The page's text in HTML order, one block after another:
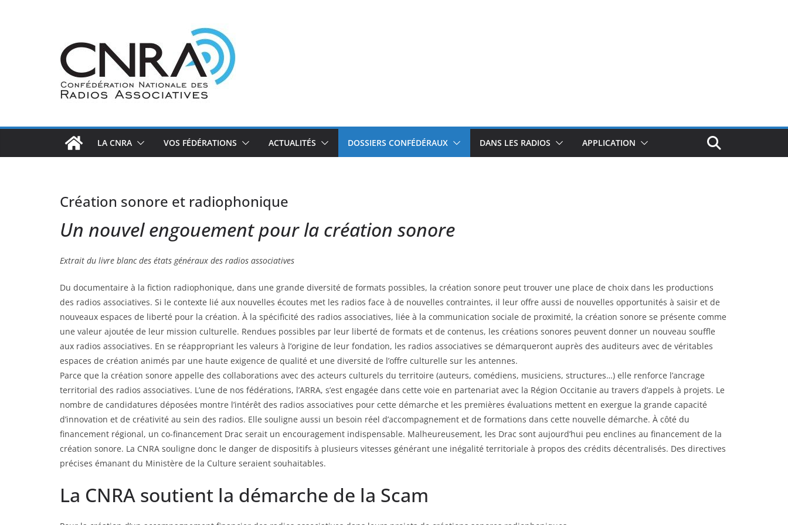
LA CNRA VOS FÉDÉRATIONS ACTUALITÉS DOSSIERS CONFÉDÉRAUX DANS LES RADIOS APPLICATION
Création sonore et radiophonique
Un nouvel engouement pour la création sonore
Extrait du livre blanc des états généraux des radios associatives
Du documentaire à la fiction radiophonique, dans une grande diversité de formats possibles, la création sonore peut trouver une place de choix dans les productions
des radios associatives. Si le contexte lié aux nouvelles écoutes met les radios face à de nouvelles contraintes, il leur offre aussi de nouvelles opportunités à saisir et de
nouveaux espaces de liberté pour la création. À la spécificité des radios associatives, liée à la communication sociale de proximité, la création sonore se présente comme
une valeur ajoutée de leur mission culturelle. Rendues possibles par leur liberté de formats et de contenus, les créations sonores peuvent donner un nouveau souffle
aux radios associatives. En se réappropriant les valeurs à l’origine de leur fondation, les radios associatives se démarqueront auprès des auditeurs avec de véritables
espaces de création animés par une haute exigence de qualité et une diversité de l’offre culturelle sur les antennes.
Parce que la création sonore appelle des collaborations avec des acteurs culturels du territoire (auteurs, comédiens, musiciens, structures…) elle renforce l’ancrage
territorial des radios associatives. L’une de nos fédérations, l’ARRA, s’est engagée dans cette voie en partenariat avec la Région Occitanie au travers d’appels à projets. Le
nombre de candidatures déposées montre l’intérêt des radios associatives pour cette démarche et les premières évaluations mettent en exergue la grande capacité
d’innovation et de créativité au sein des radios. Elle souligne aussi un besoin réel d’accompagnement et de formations dans cette nouvelle démarche. À côté du
financement régional, un co-financement Drac serait un encouragement indispensable. Malheureusement, les Drac sont aujourd’hui peu enclines au financement de la
création sonore. La CNRA souligne donc le danger de dispositifs à plusieurs vitesses générant une inégalité territoriale à propos des crédits décentralisés. Des directives
précises émanant du Ministère de la Culture seraient souhaitables.
La CNRA soutient la démarche de la Scam